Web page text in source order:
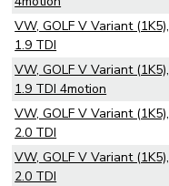
VW, GOLF V Variant (1K5),
1.9 TDI
VW, GOLF V Variant (1K5),
1.9 TDI 4motion
VW, GOLF V Variant (1K5),
2.0 TDI
VW, GOLF V Variant (1K5),
2.0 TDI